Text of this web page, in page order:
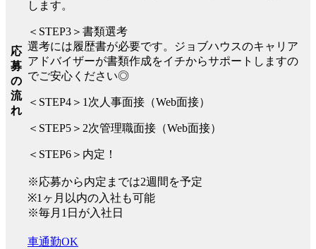
応
募
の
流
れ
します。
＜STEP3＞書類選考
選考には履歴書が必要です。ジョブハウスのキャリア
アドバイザーが書類作成をイチからサポートしますの
でご安心ください◎
＜STEP4＞1次人事面接（Web面接）
＜STEP5＞2次管理職面接（Web面接）
＜STEP6＞内定！
※応募から内定までは2週間を予定
※1ヶ月以内の入社も可能
※毎月1日が入社日
車通勤OK